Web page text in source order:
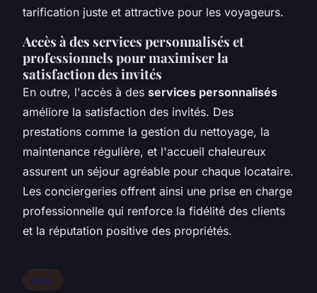
tarification juste et attractive pour les voyageurs.
Accès à des services personnalisés et
professionnels pour maximiser la
satisfaction des invités
En outre, l'accès à des services personnalisés
améliore la satisfaction des invités. Des
prestations comme la gestion du nettoyage, la
maintenance régulière, et l'accueil chaleureux
assurent un séjour agréable pour chaque locataire.
Les conciergeries offrent ainsi une prise en charge
professionnelle qui renforce la fidélité des clients
et la réputation positive des propriétés.
Actu